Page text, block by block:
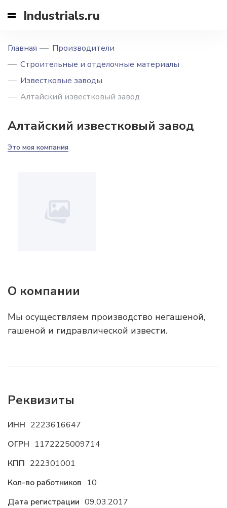
Industrials.ru
Главная
Производители
Строительные и отделочные материалы
Известковые заводы
Алтайский известковый завод
Алтайский известковый завод
Это моя компания
О компании
Мы осуществляем производство негашеной,
гашеной и гидравлической извести.
Реквизиты
ИНН 2223616647
ОГРН 1172225009714
КПП 222301001
Кол-во работников 10
Дата регистрации 09.03.2017